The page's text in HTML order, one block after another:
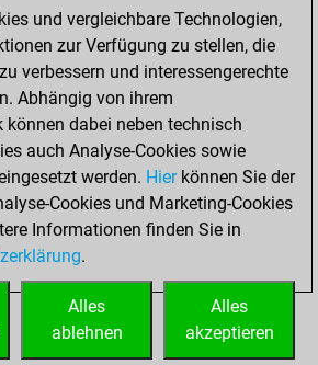
0
Brett
0
0
siebten
0
und vergleichbare Technologien,
zur Verfügung zu stellen, die
verbessern und interessengerechte
Abhängig von ihrem
können dabei neben technisch
auch Analyse-Cookies sowie
werden. Hierkönnen Sie der
Cookies und Marketing-Cookies
Informationen finden Sie in
.
Alles
akzeptieren
Alles
ablehnen